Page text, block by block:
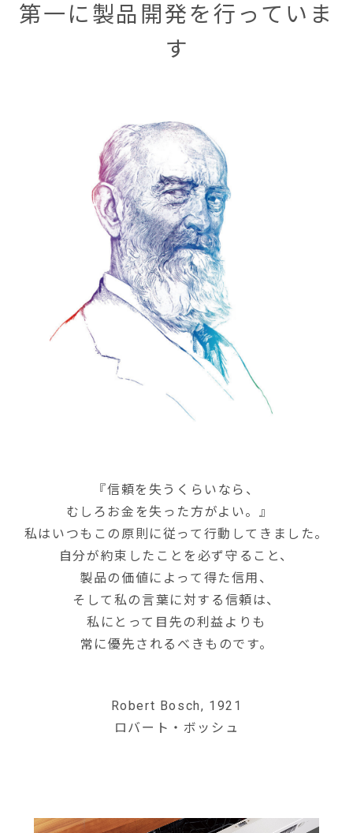
第一に製品開発を行っていま
す
『信頼を失うくらいなら、
むしろお金を失った方がよい。』
私はいつもこの原則に従って行動してきました。
自分が約束したことを必ず守ること、
製品の価値によって得た信用、
そして私の言葉に対する信頼は、
私にとって目先の利益よりも
常に優先されるべきものです。
Robert Bosch, 1921
ロバート・ボッシュ